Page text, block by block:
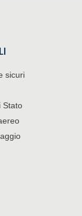
sicuri
Stato